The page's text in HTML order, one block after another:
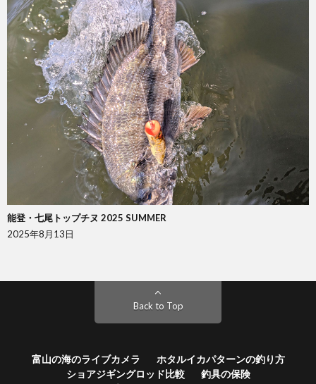
能登・七尾トップチヌ 2025 SUMMER
2025年8月13日
Back to Top
富山の海のライブカメラ
ホタルイカパターンの釣り方
ショアジギングロッド比較
釣具の保険